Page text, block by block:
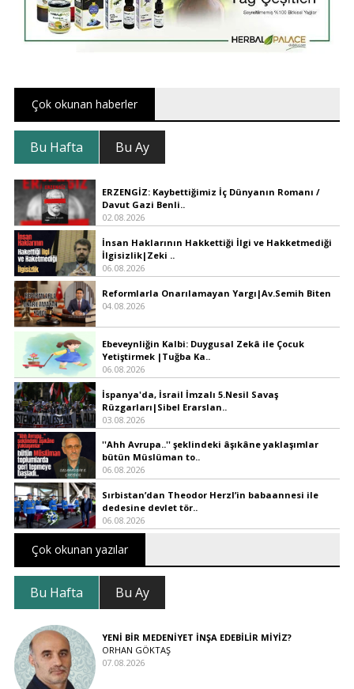
Çok okunan haberler
Bu Hafta Bu Ay
ERZENGİZ: Kaybettiğimiz İç Dünyanın Romanı /
Davut Gazi Benli..
02.08.2026
İnsan Haklarının Hakkettiği İlgi ve Hakketmediği
İlgisizlik|Zeki ..
06.08.2026
Reformlarla Onarılamayan Yargı|Av.Semih Biten
04.08.2026
Ebeveynliğin Kalbi: Duygusal Zekâ ile Çocuk
Yetiştirmek |Tuğba Ka..
06.08.2026
İspanya'da, İsrail İmzalı 5.Nesil Savaş
Rüzgarları|Sibel Erarslan..
03.08.2026
''Ahh Avrupa..'' şeklindeki âşıkâne yaklaşımlar
bütün Müslüman to..
06.08.2026
Sırbistan’dan Theodor Herzl’in babaannesi ile
dedesine devlet tör..
06.08.2026
Çok okunan yazılar
Bu Hafta Bu Ay
YENİ BİR MEDENİYET İNŞA EDEBİLİR MİYİZ?
ORHAN GÖKTAŞ
07.08.2026